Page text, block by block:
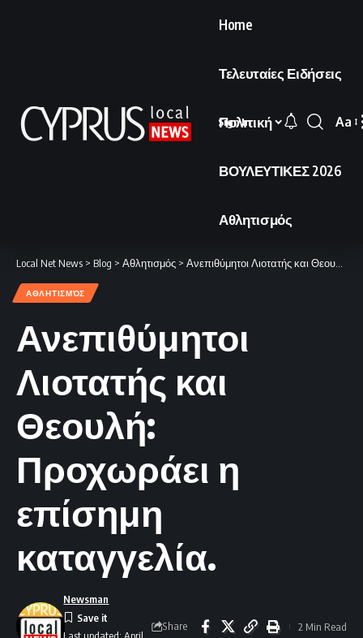
Home
Τελευταίες Ειδήσεις
Πολιτική
ΒΟΥΛΕΥΤΙΚΕΣ 2026
Αθλητισμός
Sign In
Font
Aa
Local Net News > Blog > Αθλητισμός > Ανεπιθύμητοι Λιοτατής και Θεουλή: Προχωράει η επίσημη καταγγελία.
ΑΘΛΗΤΙΣΜΌΣ
Ανεπιθύμητοι
Λιοτατής και
Θεουλή:
Προχωράει η
επίσημη
καταγγελία.
Newsman
Share 2 Min Read